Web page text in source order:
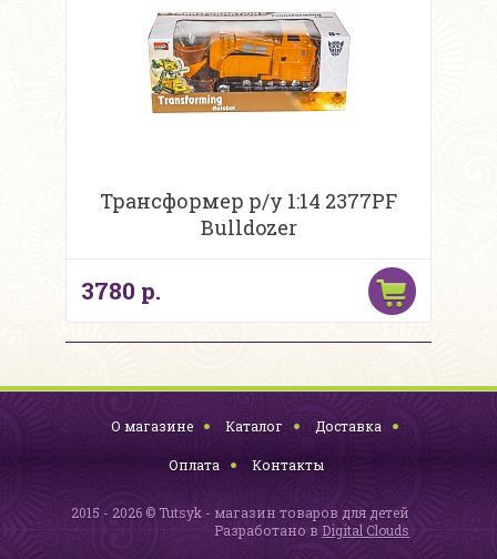
Трансформер р/у 1:14 2377PF
Bulldozer
3780 р.
О магазине Каталог Доставка
Оплата Контакты
2015 - 2026 © Tutsyk - магазин товаров для детей
Разработано в Digital Clouds